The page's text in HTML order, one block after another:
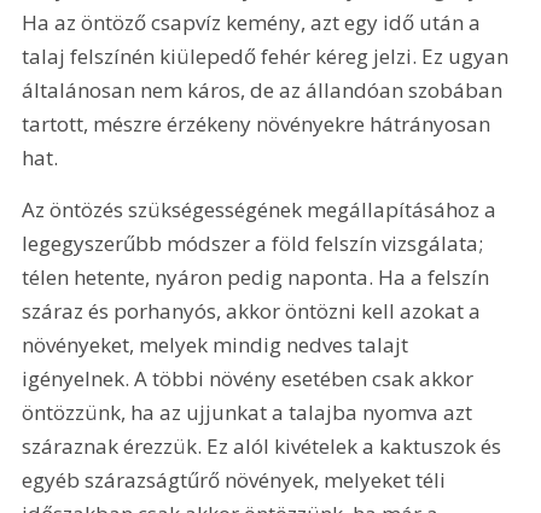
Ha az öntöző csapvíz kemény, azt egy idő után a
talaj felszínén kiülepedő fehér kéreg jelzi. Ez ugyan
általánosan nem káros, de az állandóan szobában
tartott, mészre érzékeny növényekre hátrányosan
hat.
Az öntözés szükségességének megállapításához a
legegyszerűbb módszer a föld felszín vizsgálata;
télen hetente, nyáron pedig naponta. Ha a felszín
száraz és porhanyós, akkor öntözni kell azokat a
növényeket, melyek mindig nedves talajt
igényelnek. A többi növény esetében csak akkor
öntözzünk, ha az ujjunkat a talajba nyomva azt
száraznak érezzük. Ez alól kivételek a kaktuszok és
egyéb szárazságtűrő növények, melyeket téli